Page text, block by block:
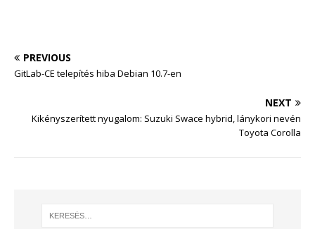
PREVIOUS
GitLab-CE telepítés hiba Debian 10.7-en
NEXT
Kikényszerített nyugalom: Suzuki Swace hybrid, lánykori nevén
Toyota Corolla